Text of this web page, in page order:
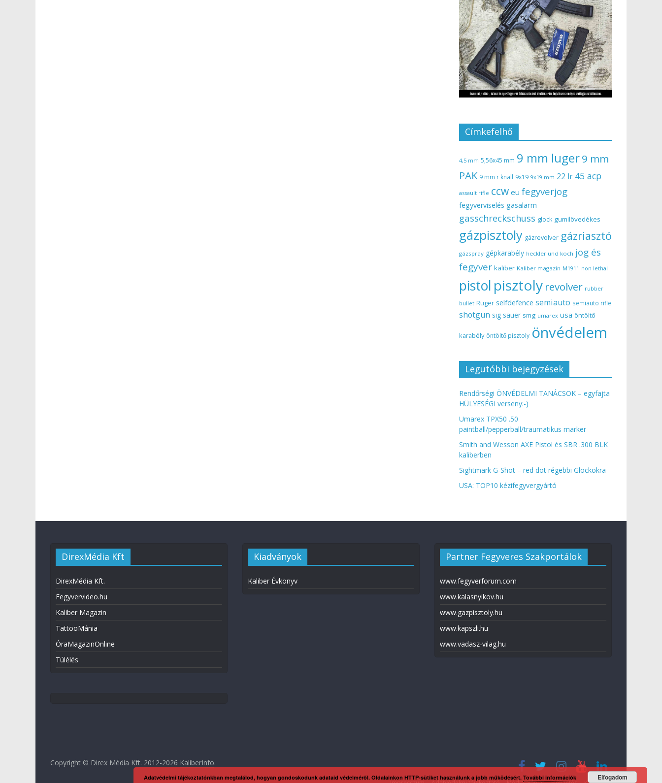
Címkefelhő
4,5 mm 5,56x45 mm 9 mm luger9 mm
PAK 9 mm r knall 9x19 9x19 mm 22 lr 45 acp
assault rifle ccw eu fegyverjog
fegyverviselés gasalarm
gasschreckschuss glock gumilövedékes
gázpisztoly gázrevolver gázriasztó
gázspray gépkarabély heckler und koch jog és
fegyver kaliber Kaliber magazin M1911 non lethal
pistol pisztoly revolver rubber
bullet Ruger selfdefence semiauto semiauto rifle
shotgun sig sauer smg umarex usa öntöltő
karabély öntöltő pisztoly önvédelem
Legutóbbi bejegyzések
Rendőrségi ÖNVÉDELMI TANÁCSOK – egyfajta
HÜLYESÉGI verseny:-)
Umarex TPX50 .50
paintball/pepperball/traumatikus marker
Smith and Wesson AXE Pistol és SBR .300 BLK
kaliberben
Sightmark G-Shot – red dot régebbi Glockokra
USA: TOP10 kézifegyvergyártó
DirexMédia Kft
DirexMédia Kft.
Fegyvervideo.hu
Kaliber Magazin
TattooMánia
ÓraMagazinOnline
Túlélés
Kiadványok
Kaliber Évkönyv
Partner Fegyveres Szakportálok
www.fegyverforum.com
www.kalasnyikov.hu
www.gazpisztoly.hu
www.kapszli.hu
www.vadasz-vilag.hu
Copyright © Direx Média Kft. 2012-2026 KaliberInfo.
Adatvédelmi tájékoztatónkban megtalálod, hogyan gondoskodunk adataid védelméről. Oldalainkon HTTP-sütiket használunk a jobb működésért. További információk Elfogadom